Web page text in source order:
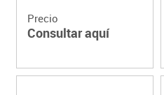
Precio
Consultar aquí